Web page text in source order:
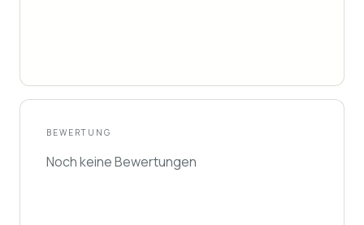
BEWERTUNG
Noch keine Bewertungen